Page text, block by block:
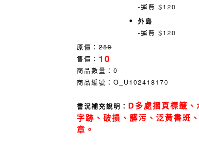
-運費 $120
外島
-運費 $120
原價： 259
售價： 10
商品數量： 0
商品編號： O_U102418170
書況補充說明： D多處摺頁標籤、
字跡、破損、髒污、泛黃書斑
章。